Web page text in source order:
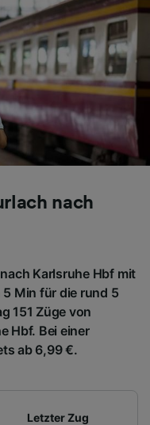
nach
Karlsruhe Hbf mit
Min für die rund 5
151 Züge von
Hbf. Bei einer
ab 6,99 €.
Letzter Zug